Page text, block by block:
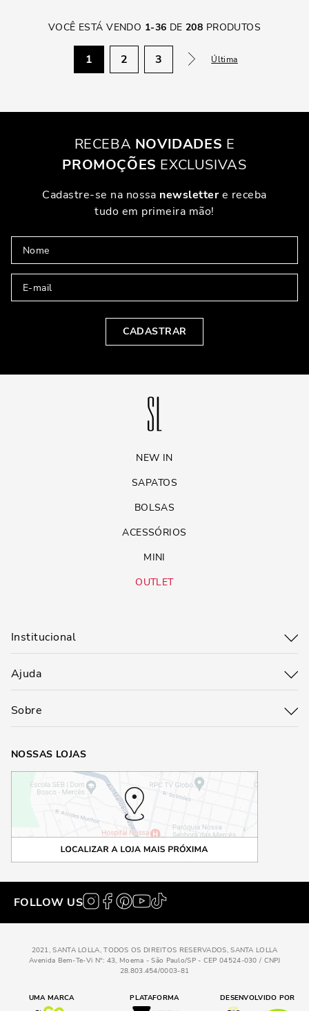
VOCÊ ESTÁ VENDO 1-36 DE208 PRODUTOS
1 2 3 Última
RECEBA NOVIDADES E
PROMOÇÕES EXCLUSIVAS
Cadastre-se na nossa newslettere receba
tudo em primeira mão!
CADASTRAR
NEW IN
SAPATOS
BOLSAS
ACESSÓRIOS
MINI
OUTLET
Institucional
Ajuda
Sobre
NOSSAS LOJAS
FOLLOW US
2021, SANTA LOLLA, TODOS OS DIREITOS RESERVADOS, SANTA LOLLA
Avenida Bem-Te-Vi N°: 43, Moema - São Paulo/SP - CEP 04524-030 / CNPJ
28.803.454/0003-81
UMA MARCA PLATAFORMA DESENVOLVIDO POR